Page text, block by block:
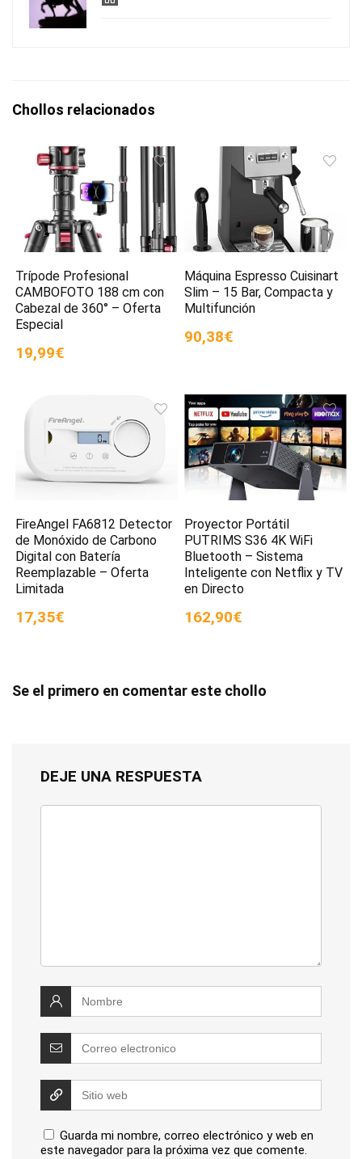
Chollos relacionados
Trípode Profesional
CAMBOFOTO 188 cm con
Cabezal de 360° – Oferta
Especial
19,99€
Máquina Espresso Cuisinart
Slim – 15 Bar, Compacta y
Multifunción
90,38€
FireAngel FA6812 Detector
de Monóxido de Carbono
Digital con Batería
Reemplazable – Oferta
Limitada
17,35€
Proyector Portátil
PUTRIMS S36 4K WiFi
Bluetooth – Sistema
Inteligente con Netflix y TV
en Directo
162,90€
Se el primero en comentar este chollo
DEJE UNA RESPUESTA
Guarda mi nombre, correo electrónico y web en
este navegador para la próxima vez que comente.